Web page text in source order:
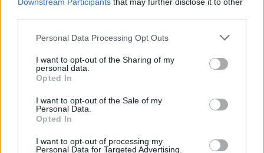
Personal Data Processing Opt Outs
I want to opt-out of the Sharing of my
personal data.
Opted In
I want to opt-out of the Sale of my
Personal Data.
Opted In
I want to opt-out of processing my
Personal Data for Targeted Advertising.
siūlą. Ir, jei kas būdavo nuobodu, imdavau
sau megzti. Galvodavau, kad savo atlyginimą
tikrai mokėsiu susiskaičiuoti – man tikrai
nereikės tų šaknų traukti“, – juokavo ji.